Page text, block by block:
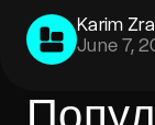
Karim
June 7,